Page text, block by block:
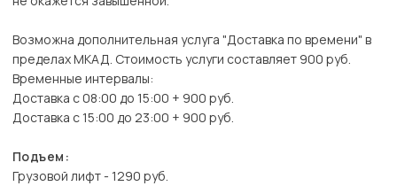
Возможна дополнительная услуга "Доставка по времени" в
пределах МКАД. Стоимость услуги составляет 900 руб.
Временные интервалы:
Доставка с 08:00 до 15:00 + 900 руб.
Доставка с 15:00 до 23:00 + 900 руб.
Подъем:
Грузовой лифт - 1290 руб.